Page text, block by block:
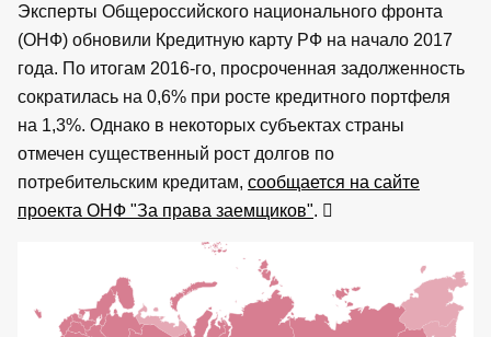
Эксперты Общероссийского национального фронта
(ОНФ) обновили Кредитную карту РФ на начало 2017
года. По итогам 2016-го, просроченная задолженность
сократилась на 0,6% при росте кредитного портфеля
на 1,3%. Однако в некоторых субъектах страны
отмечен существенный рост долгов по
потребительским кредитам, сообщается на сайте
проекта ОНФ "За права заемщиков".